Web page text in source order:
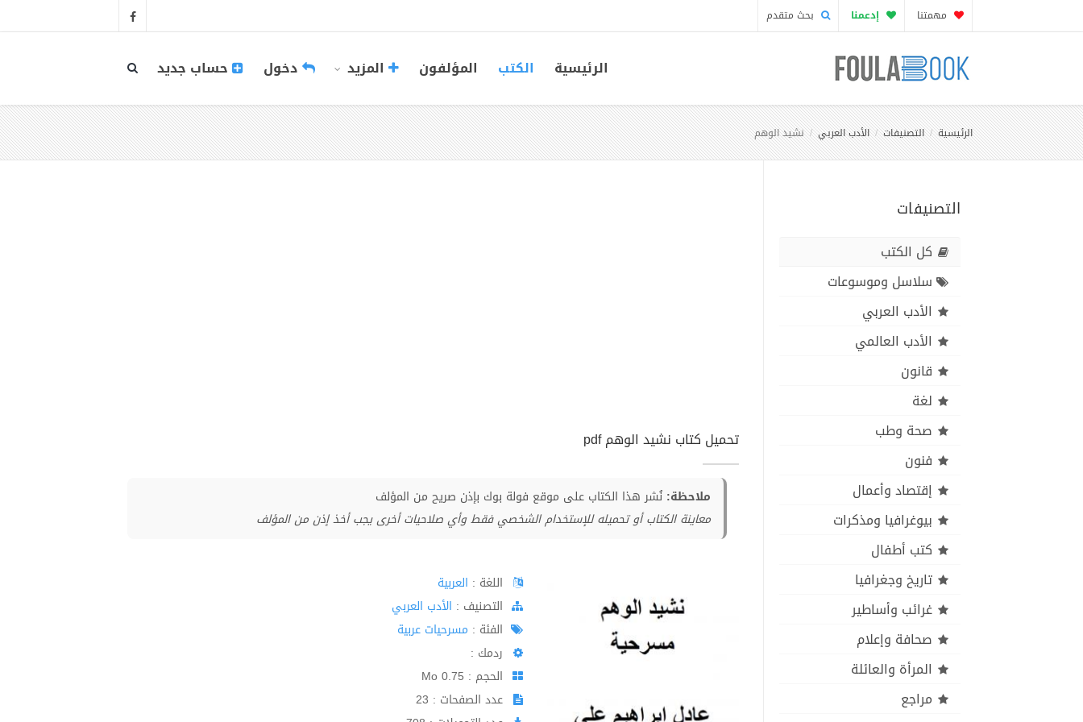
مهمتنا إدعمنا بحث متقدم
الرئيسية الكتب المؤلفون المزيد دخول حساب جديد
الرئيسية التصنيفات الأدب العربي نشيد الوهم
التصنيفات
كل الكتب
سلاسل وموسوعات
الأدب العربي
الأدب العالمي
قانون
لغة
صحة وطب
فنون
إقتصاد وأعمال
بيوغرافيا ومذكرات
كتب أطفال
تاريخ وجغرافيا
غرائب وأساطير
صحافة وإعلام
المرأة والعائلة
مراجع
تحميل كتاب نشيد الوهم pdf
ملاحظة: نُشر هذا الكتاب على موقع فولة بوك بإذن صريح من المؤلف
معاينة الكتاب أو تحميله للإستخدام الشخصي فقط وأي صلاحيات أخرى يجب أخذ إذن من المؤلف
اللغة : العربية
اﻟﺘﺼﻨﻴﻒ : الأدب العربي
الفئة : مسرحيات عربية
ردمك :
الحجم : 0.75 Mo
عدد الصفحات : 23